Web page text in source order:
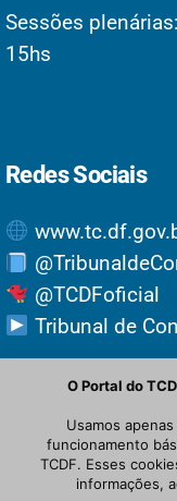
Sessões
15hs
Redes Sociais
@TCDFoficial
Tribunal de
©
O Portal do
Usamos
funcionamento
TCDF. Esses
informações,